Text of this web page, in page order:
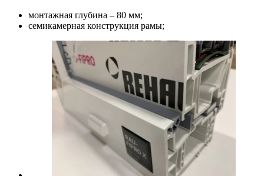
монтажная глубина – 80 мм;
семикамерная конструкция рамы;